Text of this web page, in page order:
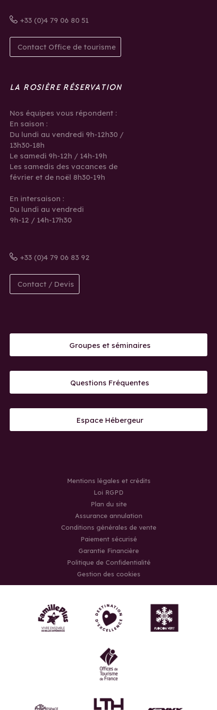
+33 (0)4 79 06 80 51
Contact Office de tourisme
LA ROSIÈRE RÉSERVATION
Nos équipes vous répondent :
En saison :
Du lundi au vendredi 9h-12h30 /
13h30-18h
Le samedi 9h-12h / 14h-19h
Les samedis des vacances de
février et de noël 8h30-19h
En intersaison :
Du lundi au vendredi
9h-12 / 14h-17h30
+33 (0)4 79 06 83 92
Contact / Devis
Groupes et séminaires
Questions Fréquentes
Espace Hébergeur
Mentions légales et crédits
Loi RGPD
Plan du site
Assurance annulation
Conditions générales de vente
Paiement sécurisé
Garantie Financière
Politique de Confidentialité
Gestion des cookies